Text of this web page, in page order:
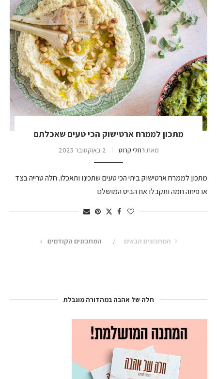
מתכון לממרח ארטישוק הכי טעים שאכלתם
מאת רחלי קרוט 2 באוקטובר 2025
מתכון לממרח ארטישוק ביתי הכי טעים שתכינו ותאכלו. חלה טרייה בצד
או פיתה חמה ותקבלו את הביס המושלם
המתכונים הבאים המתכונים הקודמים
חלה של אהבה במהדורה מוגבלת